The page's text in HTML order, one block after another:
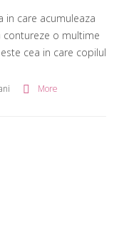
in care acumuleaza
o multime
cea in care copilul
parintilor in aceasta
More